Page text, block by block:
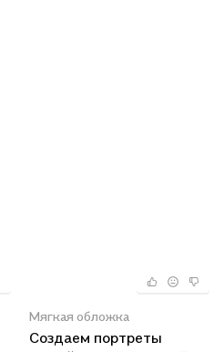
Мягкая обложка
Создаем портреты